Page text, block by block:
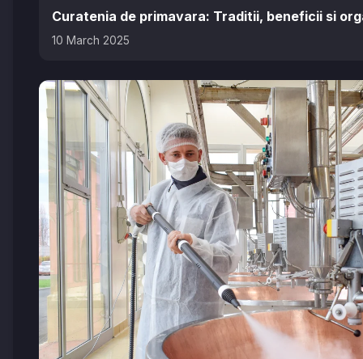
Curatenia de primavara: Traditii, beneficii si
10 March 2025